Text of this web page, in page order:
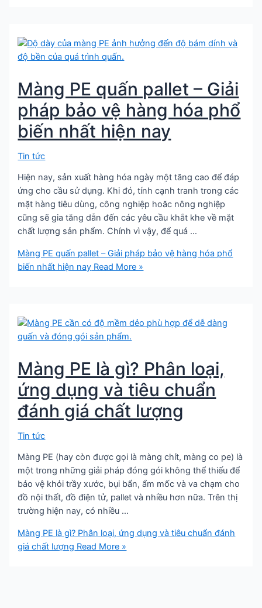
Màng PE quấn pallet – Giải
pháp bảo vệ hàng hóa phổ
biến nhất hiện nay
Tin tức
Hiện nay, sản xuất hàng hóa ngày một tăng cao để đáp
ứng cho cầu sử dụng. Khi đó, tính cạnh tranh trong các
mặt hàng tiêu dùng, công nghiệp hoăc nông nghiệp
cũng sẽ gia tăng dẫn đến các yêu cầu khắt khe về mặt
chất lượng sản phẩm. Chính vì vậy, để quá …
Màng PE quấn pallet – Giải pháp bảo vệ hàng hóa phổ
biến nhất hiện nay Read More »
Màng PE là gì? Phân loại,
ứng dụng và tiêu chuẩn
đánh giá chất lượng
Tin tức
Màng PE (hay còn được gọi là màng chít, màng co pe) là
một trong những giải pháp đóng gói không thể thiếu để
bảo vệ khỏi trầy xước, bụi bẩn, ẩm mốc và va chạm cho
đồ nội thất, đồ điện tử, pallet và nhiều hơn nữa. Trên thị
trường hiện nay, có nhiều …
Màng PE là gì? Phân loại, ứng dụng và tiêu chuẩn đánh
giá chất lượng Read More »